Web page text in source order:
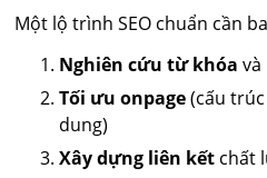
Một lộ trình SEO chuẩn cần
Nghiên cứu từ khóa và
Tối ưu onpage(cấu
dung)
Xây dựng liên kết chất